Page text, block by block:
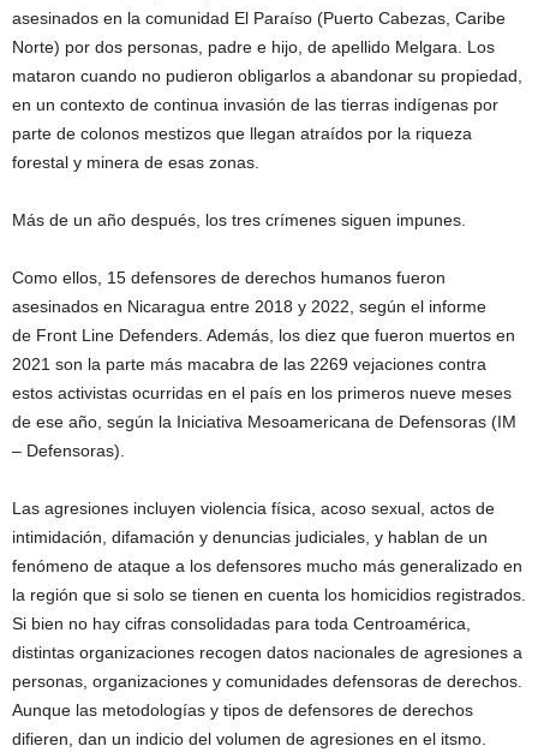
asesinados en la comunidad El Paraíso (Puerto Cabezas, Caribe
Norte) por dos personas, padre e hijo, de apellido Melgara. Los
mataron cuando no pudieron obligarlos a abandonar su propiedad,
en un contexto de continua invasión de las tierras indígenas por
parte de colonos mestizos que llegan atraídos por la riqueza
forestal y minera de esas zonas.
Más de un año después, los tres crímenes siguen impunes.
Como ellos, 15 defensores de derechos humanos fueron
asesinados en Nicaragua entre 2018 y 2022, según el informe
de Front Line Defenders. Además, los diez que fueron muertos en
2021 son la parte más macabra de las 2269 vejaciones contra
estos activistas ocurridas en el país en los primeros nueve meses
de ese año, según la Iniciativa Mesoamericana de Defensoras (IM
– Defensoras).
Las agresiones incluyen violencia física, acoso sexual, actos de
intimidación, difamación y denuncias judiciales, y hablan de un
fenómeno de ataque a los defensores mucho más generalizado en
la región que si solo se tienen en cuenta los homicidios registrados.
Si bien no hay cifras consolidadas para toda Centroamérica,
distintas organizaciones recogen datos nacionales de agresiones a
personas, organizaciones y comunidades defensoras de derechos.
Aunque las metodologías y tipos de defensores de derechos
difieren, dan un indicio del volumen de agresiones en el itsmo.